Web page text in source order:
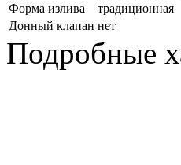
Форма излива
традиционная
Донный клапан нет
Подробные